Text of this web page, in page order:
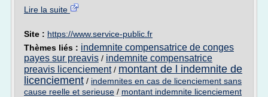
Lire la suite
Site : https://www.service-public.fr
Thèmes liés : indemnite compensatrice de conges
payes sur preavis / indemnite compensatrice
preavis licenciement/ montant de l indemnite de
licenciement / indemnites en cas de licenciement sans
cause reelle et serieuse / montant indemnite licenciement